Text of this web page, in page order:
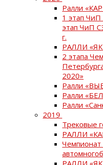
Ралли
1 этап
этап ЧиП
г.
РАЛЛИ
2 этапа
2020»
Ралли
Ралли
Ралли
2019
Трековые
РАЛЛИ
Чемпионат
РАЛЛИ